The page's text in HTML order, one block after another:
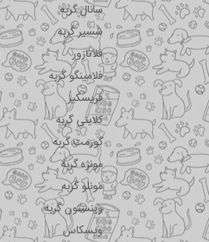
سانال گربه
شسیر گربه
فلاتازور
فلامینگو گربه
فریسکیز
کلاینی گربه
گورمت گربه
مونژه گربه
مونلو گربه
وینستون گربه
ویسکاس